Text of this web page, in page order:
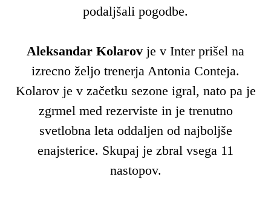
podaljšali pogodbe.
Aleksandar Kolarov je v Inter prišel na
izrecno željo trenerja Antonia Conteja.
Kolarov je v začetku sezone igral, nato pa je
zgrmel med rezerviste in je trenutno
svetlobna leta oddaljen od najboljše
enajsterice. Skupaj je zbral vsega 11
nastopov.